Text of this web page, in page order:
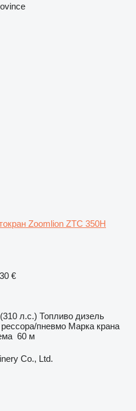
Zoomlion ZTC 350H
€
л.с.) Топливо дизель
рессора/пневмо Марка крана
60 м
Co., Ltd.